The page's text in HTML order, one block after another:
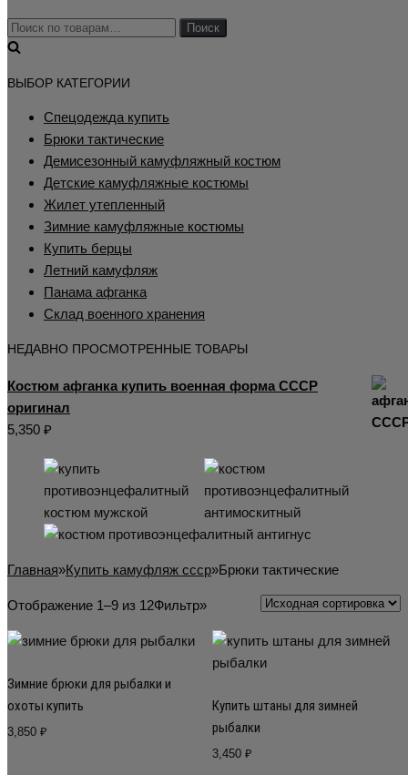
Искать: Поиск
ВЫБОР КАТЕГОРИИ
Cпецодежда купить
Брюки тактические
Демисезонный камуфляжный костюм
Детские камуфляжные костюмы
Жилет утепленный
Зимние камуфляжные костюмы
Купить берцы
Летний камуфляж
Панама афганка
Склад военного хранения
НЕДАВНО ПРОСМОТРЕННЫЕ ТОВАРЫ
Костюм афганка купить военная форма СССР
оригинал
5,350 ₽
Главная»Купить камуфляж ссср»Брюки тактические
Отображение 1–9 из 12Фильтр»
Зимние брюки для рыбалки и
охоты купить
3,850 ₽
Купить штаны для зимней
рыбалки
3,450 ₽